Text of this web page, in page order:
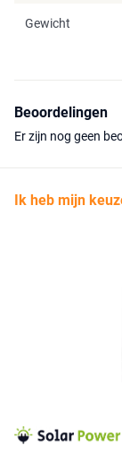
Gewicht
Beoordelingen
Er zijn nog geen
Ik heb mijn